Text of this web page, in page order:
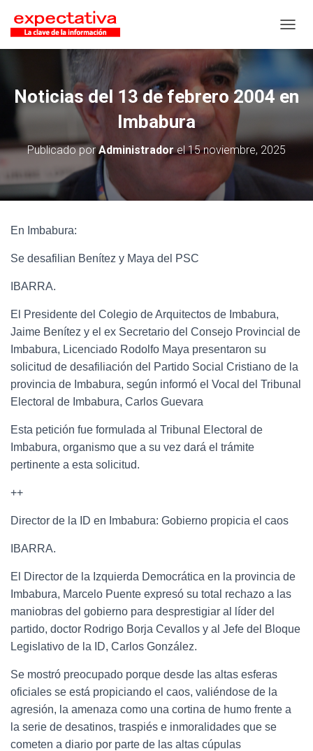
Noticias del 13 de febrero 2004 en
Imbabura
Publicado porAdministradorel15 noviembre, 2025
En Imbabura:
Se desafilian Benítez y Maya del PSC
IBARRA.
El Presidente del Colegio de Arquitectos de Imbabura,
Jaime Benítez y el ex Secretario del Consejo Provincial de
Imbabura, Licenciado Rodolfo Maya presentaron su
solicitud de desafiliación del Partido Social Cristiano de la
provincia de Imbabura, según informó el Vocal del Tribunal
Electoral de Imbabura, Carlos Guevara
Esta petición fue formulada al Tribunal Electoral de
Imbabura, organismo que a su vez dará el trámite
pertinente a esta solicitud.
++
Director de la ID en Imbabura: Gobierno propicia el caos
IBARRA.
El Director de la Izquierda Democrática en la provincia de
Imbabura, Marcelo Puente expresó su total rechazo a las
maniobras del gobierno para desprestigiar al líder del
partido, doctor Rodrigo Borja Cevallos y al Jefe del Bloque
Legislativo de la ID, Carlos González.
Se mostró preocupado porque desde las altas esferas
oficiales se está propiciando el caos, valiéndose de la
agresión, la amenaza como una cortina de humo frente a
la serie de desatinos, traspiés e inmoralidades que se
cometen a diario por parte de las altas cúpulas